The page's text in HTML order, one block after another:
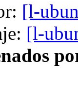
[l-
[l-